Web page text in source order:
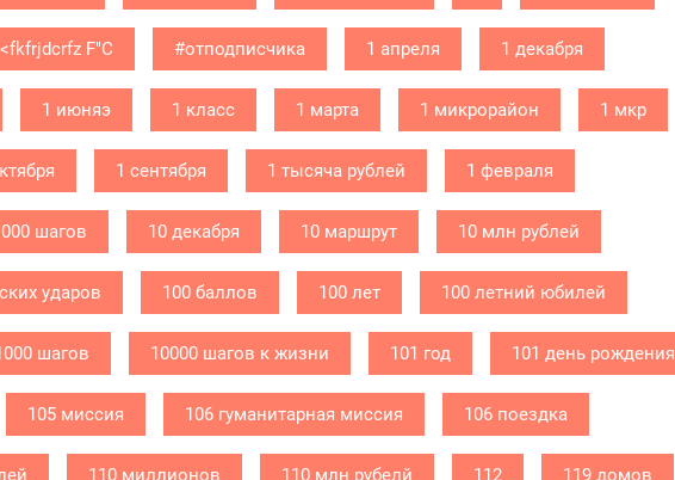
<fkfrjdcrfz F"C #отподписчика 1 апреля 1 декабря
1 июняэ 1 класс 1 марта 1 микрорайон 1 мкр
1 сентября 1 тысяча рублей 1 февраля
шагов 10 декабря 10 маршрут 10 млн рублей
ударов 100 баллов 100 лет 100 летний юбилей
шагов 10000 шагов к жизни 101 год 101 день рождения
105 миссия 106 гуманитарная миссия 106 поездка
110 миллионов 110 млн рубелй 112 119 домов